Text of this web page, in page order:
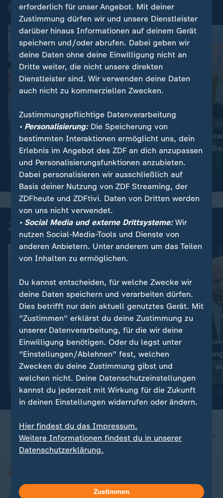
heute-Nachrichten: Einzelbeiträge
Wetter:
So wird das Wetter
Video1:17
Immer mehr
müssen
Video1:33
Zuletzt auf ZDFheute veröffentlicht
Keine weiteren Drohungen und Kriegsende:
Straße von Hormus: Iran
erweitert Forderungen an
USAmit Video 0:24
BBC-Interview mit
Biden hat sich
mit Video0:20
nach oben
erforderlich für unser Angebot. Mit deiner
Zustimmung dürfen wir und unsere Dienstleister
darüber hinaus Informationen auf deinem Gerät
speichern und/oder abrufen. Dabei geben wir
deine Daten ohne deine Einwilligung nicht an
Dritte weiter, die nicht unsere direkten
Dienstleister sind. Wir verwenden deine Daten
auch nicht zu kommerziellen Zwecken.
Zustimmungspflichtige Datenverarbeitung
• Personalisierung:Die Speicherung von
bestimmten Interaktionen ermöglicht uns, dein
Erlebnis im Angebot des ZDF an dich anzupassen
und Personalisierungsfunktionen anzubieten.
Dabei personalisieren wir ausschließlich auf
Basis deiner Nutzung von ZDF Streaming, der
ZDFheute und ZDFtivi. Daten von Dritten werden
von uns nicht verwendet.
• Social Media und externe Drittsysteme:Wir
nutzen Social-Media-Tools und Dienste von
anderen Anbietern. Unter anderem um das Teilen
von Inhalten zu ermöglichen.
Du kannst entscheiden, für welche Zwecke wir
deine Daten speichern und verarbeiten dürfen.
Dies betrifft nur dein aktuell genutztes Gerät. Mit
"Zustimmen" erklärst du deine Zustimmung zu
unserer Datenverarbeitung, für die wir deine
Einwilligung benötigen. Oder du legst unter
"Einstellungen/Ablehnen" fest, welchen
Zwecken du deine Zustimmung gibst und
welchen nicht. Deine Datenschutzeinstellungen
kannst du jederzeit mit Wirkung für die Zukunft
in deinen Einstellungen widerrufen oder ändern.
Hier findest du das Impressum.
Weitere Informationen findest du in unserer
Datenschutzerklärung.
Zustimmen